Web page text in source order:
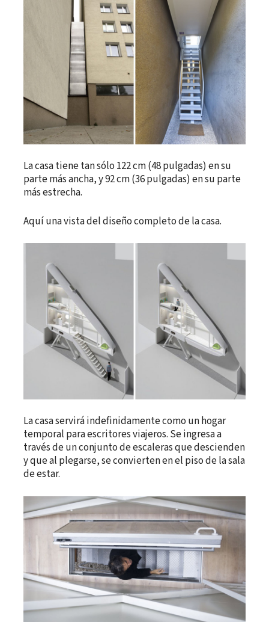
La casa tiene tan sólo 122 cm (48 pulgadas) en su
parte más ancha, y 92 cm (36 pulgadas) en su parte
más estrecha.
Aquí una vista del diseño completo de la casa.
La casa servirá indefinidamente como un hogar
temporal para escritores viajeros. Se ingresa a
través de un conjunto de escaleras que descienden
y que al plegarse, se convierten en el piso de la sala
de estar.